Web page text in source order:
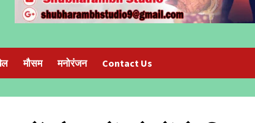
मौसम मनोरंजन Contact Us